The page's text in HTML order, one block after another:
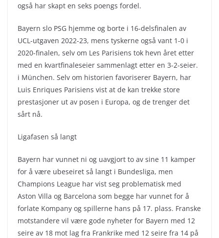
også har skapt en seks poengs fordel.
Bayern slo PSG hjemme og borte i 16-delsfinalen av
UCL-utgaven 2022-23, mens tyskerne også vant 1-0 i
2020-finalen, selv om Les Parisiens tok hevn året etter
med en kvartfinaleseier sammenlagt etter en 3-2-seier.
i München. Selv om historien favoriserer Bayern, har
Luis Enriques Parisiens vist at de kan trekke store
prestasjoner ut av posen i Europa, og de trenger det
sårt nå.
Ligafasen så langt
Bayern har vunnet ni og uavgjort to av sine 11 kamper
for å være ubeseiret så langt i Bundesliga, men
Champions League har vist seg problematisk med
Aston Villa og Barcelona som begge har vunnet for å
forlate Kompany og spillerne hans på 17. plass. Franske
motstandere vil være gode nyheter for Bayern med 12
seire av 18 mot lag fra Frankrike med 12 seire fra 14 på